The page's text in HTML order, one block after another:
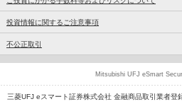
投資情報に関するご注意事項
不公正取引
三菱UFJ eスマート証券株式会社 金融商品取引業者
Mitsubishi UFJ eSmart